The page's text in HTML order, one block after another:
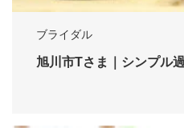
ブライダル
旭川市Tさま｜シンプル